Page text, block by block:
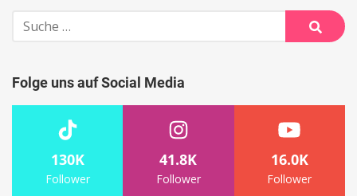
Suche
nach:
Suche
Folge uns auf Social Media
130K
Follower
41.8K
Follower
16.0K
Follower